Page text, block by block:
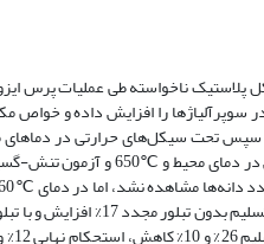
پلاستیک ناخواسته طی عملیات پرس
تحت سیکل‌های حرارتی در